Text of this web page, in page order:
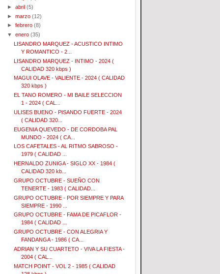
►abril (5)
►marzo (12)
►febrero (8)
▼enero (35)
LISANDRO MARQUEZ - ACUSTICO INTIMO
Y ROMANTICO - 2...
LISANDRO MARQUEZ - INTIMO - 2024 (
CALIDAD 320 kbps )
MAGUI OLAVE - VALIENTE - 2024 ( CALIDAD
320 kbps )
EL TANO ROMERO - MI BAILE SELECCION
1 - 2024 ( CAL...
ULISES BUENO - PISANDO FUERTE - 2024
( CALIDAD 320...
EUGENIA QUEVEDO - DE CORDOBA PAL
MUNDO - 2024 ( CA...
LOS CAFETALES - AL RITMO SABROSO -
1979 ( CALIDAD ...
HERNALDO ZUNIGA - SIGLO XX - 1984 (
CALIDAD 320 kb...
GRUPO OCTUBRE - SUEÑO CON
TENERTE - 1983 ( CALIDAD...
GRUPO OCTUBRE - POR SIEMPRE Y PARA
SIEMPRE - 1990 ...
GRUPO OCTUBRE - FAMA DE PICAFLOR -
1984 ( CALIDAD ...
GRUPO OCTUBRE - CON ALEGRIA Y
FANDANGA - 1986 ( CA...
ADRIAN Y SU CUARTETO - VIVA LA FIESTA -
2004 ( CAL...
MATCH POINT - VOL 2 - 1985 ( CALIDAD